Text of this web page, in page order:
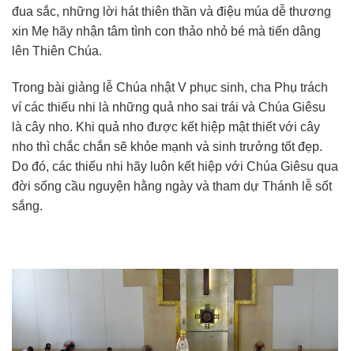
đua sắc, những lời hát thiên thần và điệu múa dễ thương
xin Mẹ hãy nhận tâm tình con thảo nhỏ bé mà tiến dâng
lên Thiên Chúa.
Trong bài giảng lễ Chúa nhật V phục sinh, cha Phụ trách
ví các thiếu nhi là những quả nho sai trái và Chúa Giêsu
là cây nho. Khi quả nho được kết hiệp mật thiết với cây
nho thì chắc chắn sẽ khỏe mạnh và sinh trưởng tốt đẹp.
Do đó, các thiếu nhi hãy luôn kết hiệp với Chúa Giêsu qua
đời sống cầu nguyện hằng ngày và tham dự Thánh lễ sốt
sắng.